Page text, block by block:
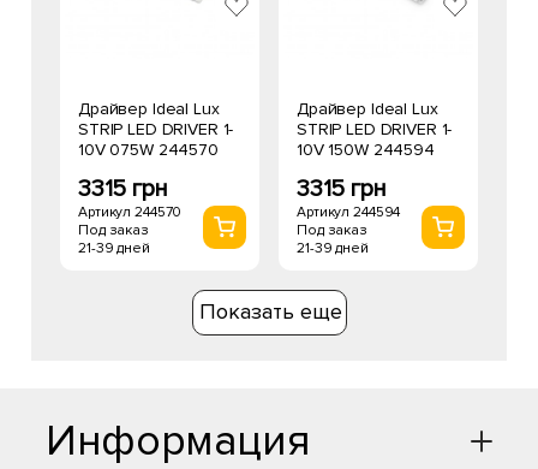
Драйвер Ideal Lux
STRIP LED DRIVER 1-
10V 075W 244570
3315 грн
Артикул 244570
Под заказ
21-39 дней
Драйвер Ideal Lux
STRIP LED DRIVER 1-
10V 150W 244594
3315 грн
Артикул 244594
Под заказ
21-39 дней
Показать еще
Информация